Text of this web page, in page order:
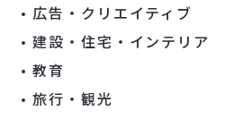
広告・クリエイティブ
建設・住宅・インテリア
教育
旅行・観光